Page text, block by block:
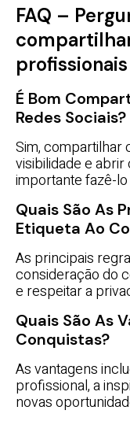
FAQ –
É Bom
Redes Sociais?
Sim, compartilhar
visibilidade e abrir
importante fazê-
Quais São As
Etiqueta Ao
As principais
consideração do
e respeitar a
Quais São As
Conquistas?
As vantagens
profissional, a
novas